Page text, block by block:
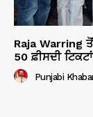
Raja Warring
50 ਫ਼ੀਸਦੀ
Punjabi